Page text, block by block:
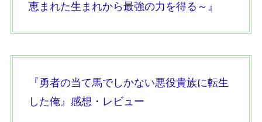
恵まれた生まれから最強の力を得る～』
『勇者の当て馬でしかない悪役貴族に転生
した俺』 感想・レビュー